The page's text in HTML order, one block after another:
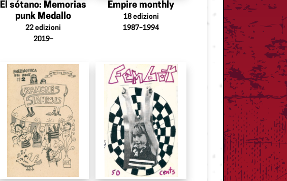
El sótano: Memorias
punk Medallo
22 edizioni
2019–
Empire monthly
18 edizioni
1987–1994